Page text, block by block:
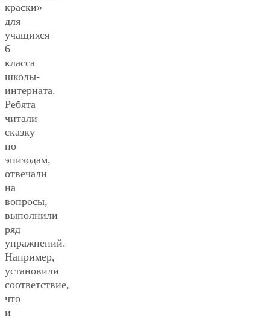
краски»
для
учащихся
6
класса
школы-
интерната.
Ребята
читали
сказку
по
эпизодам,
отвечали
на
вопросы,
выполнили
ряд
упражнений.
Например,
установили
соответствие,
что
и